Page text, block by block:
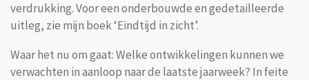
verdrukking. Voor een onderbouwde en gedetailleerde
uitleg, zie mijn boek ‘Eindtijd in zicht’.
Waar het nu om gaat: Welke ontwikkelingen kunnen we
verwachten in aanloop naar de laatste jaarweek? In feite